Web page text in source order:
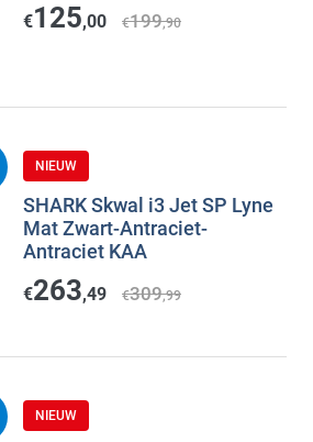
€125,00 €199,90
NIEUW
SHARK Skwal i3 Jet SP Lyne
Mat Zwart-Antraciet-
Antraciet KAA
€263,49 €309,99
NIEUW